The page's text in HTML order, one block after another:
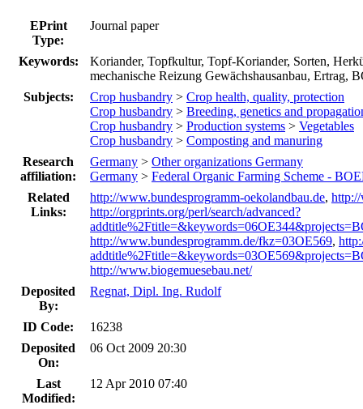
EPrint
Type:
Journal paper
Keywords:
Koriander, Topfkultur, Topf-Koriander, Sorten,
mechanische Reizung Gewächshausanbau,
Subjects:
Crop husbandry > Crop health, quality, protection
Crop husbandry > Breeding, genetics and
Crop husbandry > Production systems > Vegetables
Crop husbandry > Composting and manuring
Research
affiliation:
Germany > Other organizations Germany
Germany > Federal Organic Farming Scheme -
Related
Links:
http://www.bundesprogramm-oekolandbau.de,
http://orgprints.org/perl/search/advanced?
http://www.bundesprogramm.de/fkz=03OE569,
http://www.biogemuesebau.net/
Deposited
By:
Regnat, Dipl. Ing. Rudolf
ID Code:
16238
Deposited
On:
06 Oct 2009 20:30
Last
Modified:
12 Apr 2010 07:40